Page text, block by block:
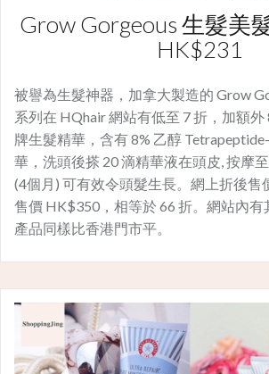
Grow Gorgeous 生髮美
HK$231
被譽為生髮神器，加拿大製造的 Grow
系列在 HQhair 網站有低至 7 折，加額外
牌生髮精華，含有 8% 乙醇
華，洗頭後搽 20 滴精華液在頭皮, 按摩
(4個月) 可有效令頭髮生長。網上折後售
售價 HK$350，相等於 66 折。網站內有
產品同樣比香港門市平。